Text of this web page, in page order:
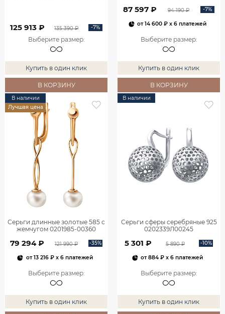
125 913 ₽ 135 390 ₽ -7%
Выберите размер:
Купить в один клик
В КОРЗИНУ
87 597 ₽ 94 190 ₽ -7%
от14 600 ₽ x 6 платежей
Выберите размер:
Купить в один клик
В КОРЗИНУ
В наличии
Лучшая цена
Серьги длинные золотые 585 с
жемчугом 0201985-00360
79 294 ₽ 121 990 ₽ -35%
от13 216 ₽x 6 платежей
Выберите размер:
Купить в один клик
В наличии
Серьги сферы серебряные 925
0202339Л00245
5 301 ₽ 5 890 ₽ -10%
от884 ₽ x 6 платежей
Выберите размер:
Купить в один клик